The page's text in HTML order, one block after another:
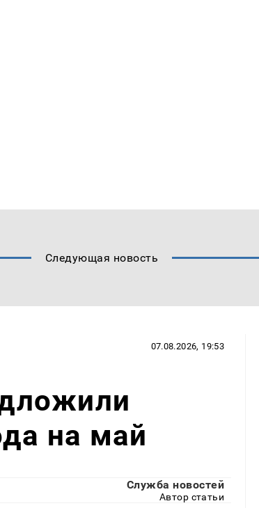
Следующая новость
07.08.2026, 19:53
на май
Служба новостей
Автор статьи